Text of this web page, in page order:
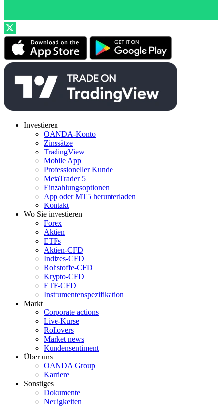
Investieren
OANDA-Konto
Zinssätze
TradingView
Mobile App
Professioneller Kunde
MetaTrader 5
Einzahlungsoptionen
App oder MT5 herunterladen
Kontakt
Wo Sie investieren
Forex
Aktien
ETFs
Aktien-CFD
Indizes-CFD
Rohstoffe-CFD
Krypto-CFD
ETF-CFD
Instrumentenspezifikation
Markt
Corporate actions
Live-Kurse
Rollovers
Market news
Kundensentiment
Über uns
OANDA Group
Karriere
Sonstiges
Dokumente
Neuigkeiten